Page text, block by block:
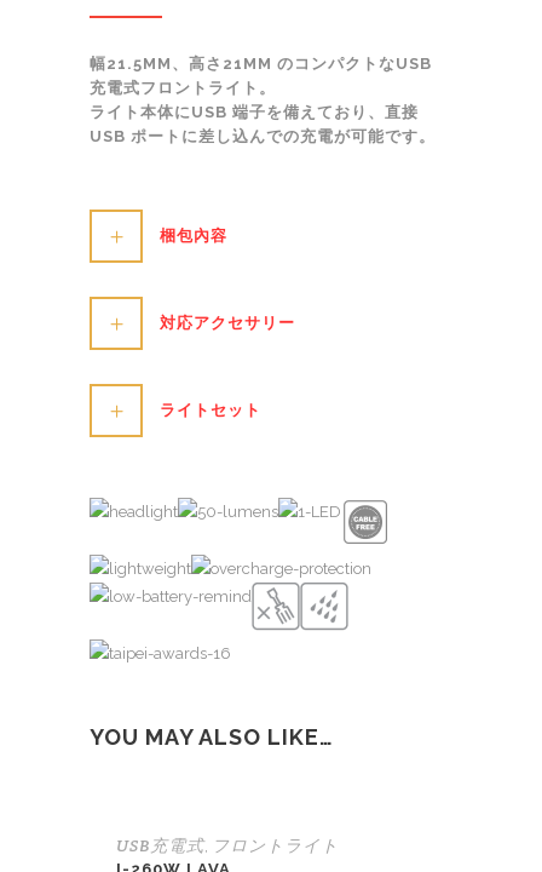
幅21.5MM、高さ21MM のコンパクトなUSB
充電式フロントライト。
ライト本体にUSB 端子を備えており、直接
USB ポートに差し込んでの充電が可能です。
梱包內容
対応アクセサリー
ライトセット
YOU MAY ALSO LIKE…
USB充電式, フロントライト